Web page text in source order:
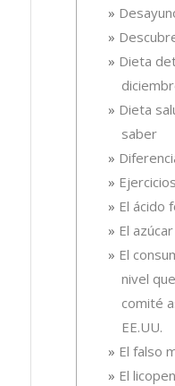
Dieta
Dieta
saber
El ácido
El
El
nivel
comité
EE.UU.
El falso
El